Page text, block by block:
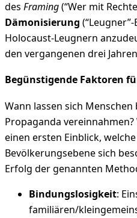
des Framing(“Wer mit
Dämonisierung
Holocaust-Leugnern
den vergangenen drei
Begünstigende Faktoren
Wann lassen sich
Propaganda
einen ersten Einblick,
Bevölkerungsebene sich
Erfolg der genannten
Bindungslosigkeit:
familiären/